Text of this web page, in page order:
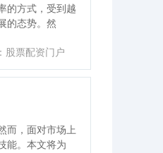
的方式，受到越
的态势。然
股票配资门户
而，面对市场上
能。本文将为